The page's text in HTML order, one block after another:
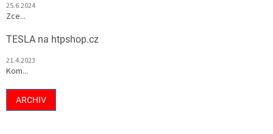
25.6.2024
Zce...
TESLA na htpshop.cz
21.4.2023
Kom...
ARCHIV